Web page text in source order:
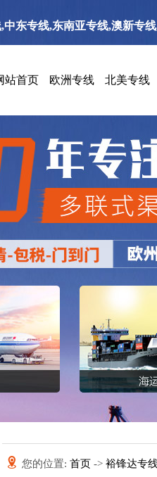
东专线,东南亚专线,澳新专
站首页 欧洲专线 北美专线
您的位置: 首页 -> 裕锋达专